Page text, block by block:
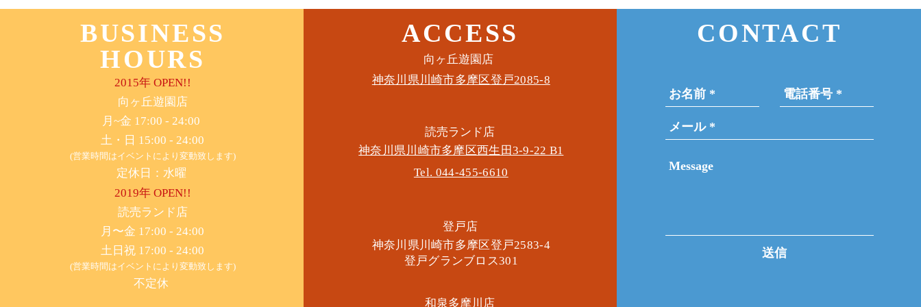
このイベントをシェア
BUSINESS
HOURS
2015年 OPEN!!
​向ヶ丘遊園店
月~金 17:00 - 24:00
土・日 15:00 - 24:00
(営業時間はイベントにより変動致します)
定休日：水曜
2019年 OPEN!!
​読売ランド店
月〜金 17:00 - 24:00
土日祝 17:00 - 24:00
(営業時間はイベントにより変動致します)
不定休
ACCESS
​向ヶ丘遊園店
神奈川県川崎市多摩区​登戸2085-8
​読売ランド店
神奈川県川崎市多摩区​西生田3-9-22 B1
Tel. 044-455-6610
​登戸店
神奈川県川崎市多摩区​登戸2583-4
​登戸グランブロス301
​和泉多摩川店
CONTACT
送信